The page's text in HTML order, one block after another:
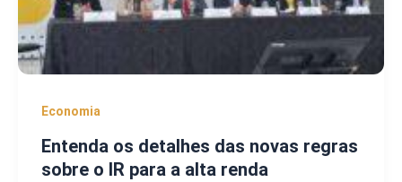
Economia
Entenda os detalhes das novas regras
sobre o IR para a alta renda